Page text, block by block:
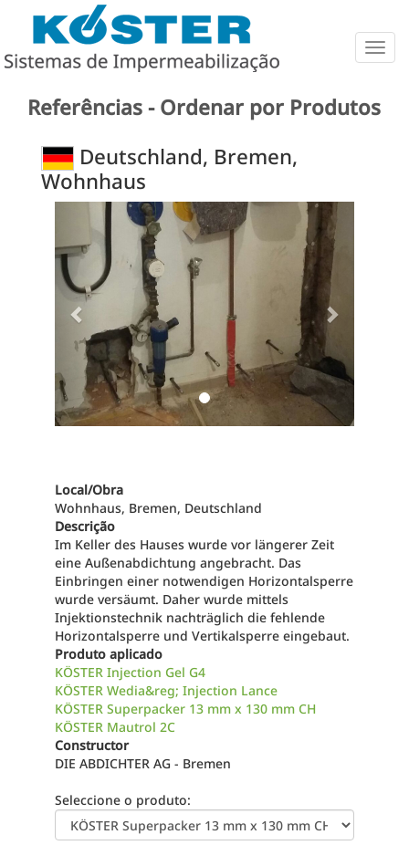
Referências - Ordenar por Produtos
Deutschland, Bremen,
Wohnhaus
Previous Next
Local/Obra
Wohnhaus, Bremen, Deutschland
Descrição
Im Keller des Hauses wurde vor längerer Zeit
eine Außenabdichtung angebracht. Das
Einbringen einer notwendigen Horizontalsperre
wurde versäumt. Daher wurde mittels
Injektionstechnik nachträglich die fehlende
Horizontalsperre und Vertikalsperre eingebaut.
Produto aplicado
KÖSTER Injection Gel G4
KÖSTER Wedia&reg; Injection Lance
KÖSTER Superpacker 13 mm x 130 mm CH
KÖSTER Mautrol 2C
Constructor
DIE ABDICHTER AG - Bremen
Seleccione o produto: